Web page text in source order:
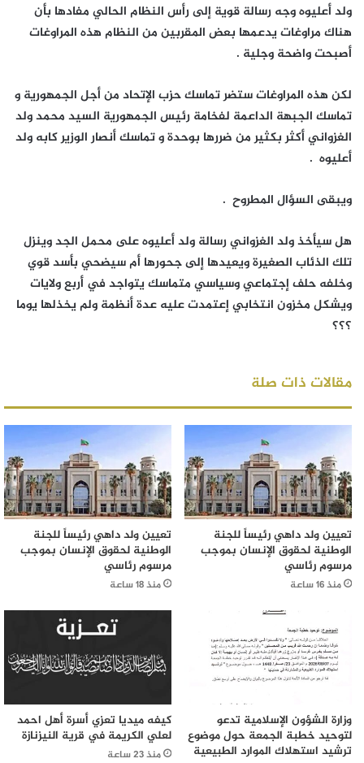
ولد أعليوه وجه رسالة قوية إلى رأس النظام الحالي مفادها بأن
هناك مراوغات يدعمها بعض المقربين من النظام هذه المراوغات
أصبحت واضحة وجلية .
لكن هذه المراوغات ستضر تماسك حزب الإتحاد من أجل الجمهورية و
تماسك الجبهة الداعمة لفخامة رئيس الجمهورية السيد محمد ولد
الغزواني أكثر بكثير من ضررها بوحدة و تماسك أنصار الوزير كابه ولد
أعليوه .
ويبقى السؤال المطروح .
هل سيأخذ ولد الغزواني رسالة ولد أعليوه على محمل الجد وينزل
تلك الذئاب الصغيرة ويعيدها إلى جحورها أم سيضحي بأسد قوي
وخلفه حلف إجتماعي وسياسي متماسك يتواجد في أربع ولايات
ويشكل مخزون انتخابي إعتمدت عليه عدة أنظمة ولم يخذلها يوما
؟؟؟
مقالات ذات صلة
تعيين ولد داهي رئيساً للجنة
الوطنية لحقوق الإنسان بموجب
مرسوم رئاسي
منذ 16 ساعة
تعيين ولد داهي رئيساً للجنة
الوطنية لحقوق الإنسان بموجب
مرسوم رئاسي
منذ 18 ساعة
وزارة الشؤون الإسلامية تدعو
لتوحيد خطبة الجمعة حول موضوع
ترشيد استهلاك الموارد الطبيعية
كيفه ميديا تعزي أسرة أهل احمد
لعلي الكريمة في قرية النيزنازة
منذ 23 ساعة